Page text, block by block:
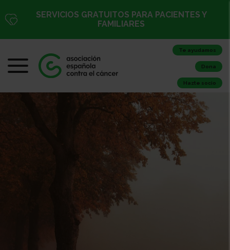
SERVICIOS GRATUITOS PARA PACIENTES Y
FAMILIARES
Te ayudamos
Dona
Hazte socio